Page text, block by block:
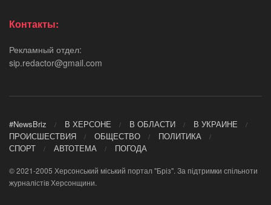
Контакты:
Рекламный отдел:
sip.redactor@gmail.com
#NewsBriz В ХЕРСОНЕ В ОБЛАСТИ
В УКРАИНЕ
ПРОИСШЕСТВИЯ
ОБЩЕСТВО
ПОЛИТИКА
СПОРТ
АВТОТЕМА ПОГОДА
© 2021-2005 Херсонський міський портал "Бріз". За підтримки спільноти
журналістів Херсонщини.